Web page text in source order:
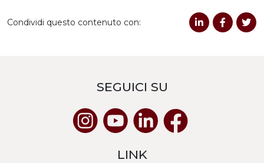
Condividi questo contenuto con:
SEGUICI SU
LINK